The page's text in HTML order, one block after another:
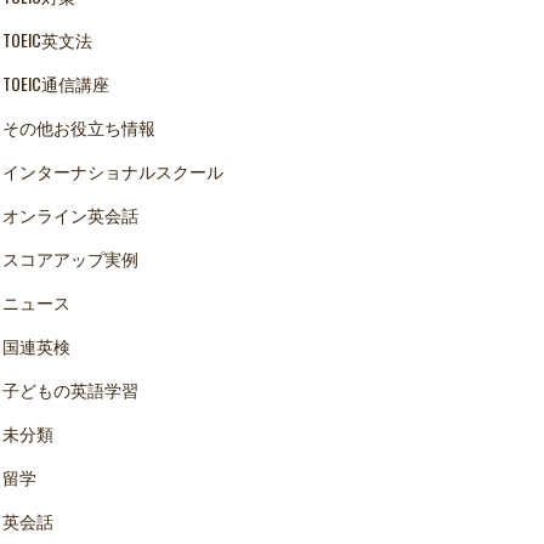
TOEIC英文法
TOEIC通信講座
その他お役立ち情報
インターナショナルスクール
オンライン英会話
スコアアップ実例
ニュース
国連英検
子どもの英語学習
未分類
留学
英会話